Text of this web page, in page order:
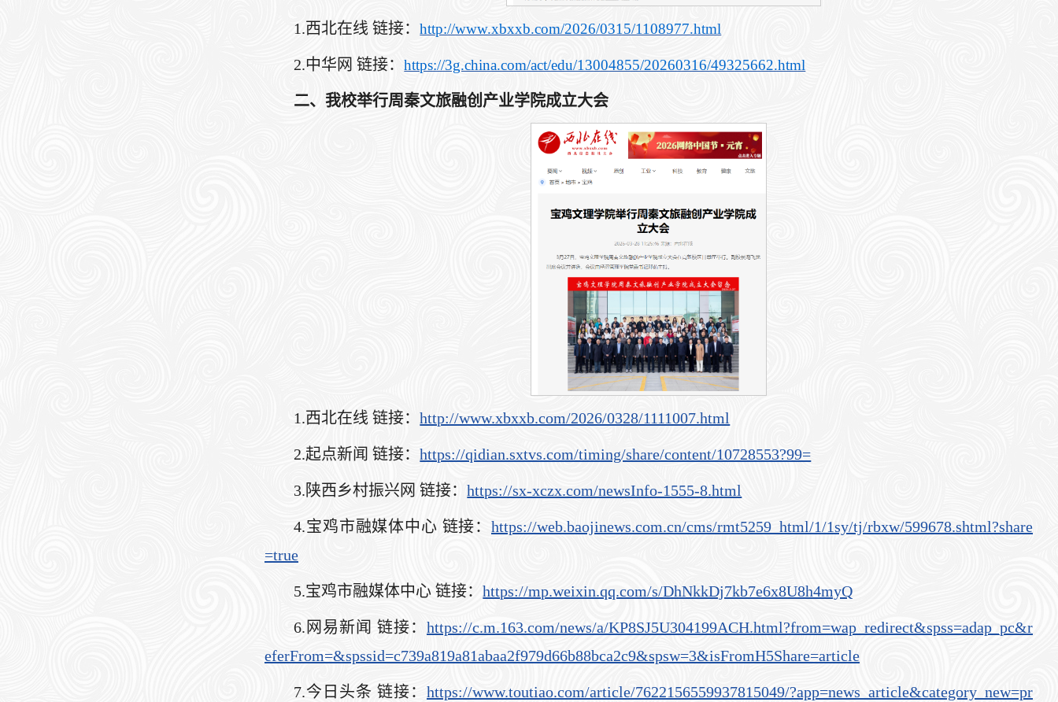
1.西北在线 链接：http://www.xbxxb.com/2026/0315/1108977.html
2.中华网 链接：https://3g.china.com/act/edu/13004855/20260316/49325662.html
二、我校举行周秦文旅融创产业学院成立大会
1.西北在线 链接：http://www.xbxxb.com/2026/0328/1111007.html
2.起点新闻 链接：https://qidian.sxtvs.com/timing/share/content/10728553?99=
3.陕西乡村振兴网 链接：https://sx-xczx.com/newsInfo-1555-8.html
4.宝鸡市融媒体中心 链接： https://web.baojinews.com.cn/cms/rmt5259_html/1/1sy/tj/rbxw/599678.shtml?share
=true
5.宝鸡市融媒体中心 链接：https://mp.weixin.qq.com/s/DhNkkDj7kb7e6x8U8h4myQ
6.网易新闻 链接： https://c.m.163.com/news/a/KP8SJ5U304199ACH.html?from=wap_redirect&spss=adap_pc&r
eferFrom=&spssid=c739a819a81abaa2f979d66b88bca2c9&spsw=3&isFromH5Share=article
7.今日头条 链接： https://www.toutiao.com/article/7622156559937815049/?app=news_article&category_new=pr